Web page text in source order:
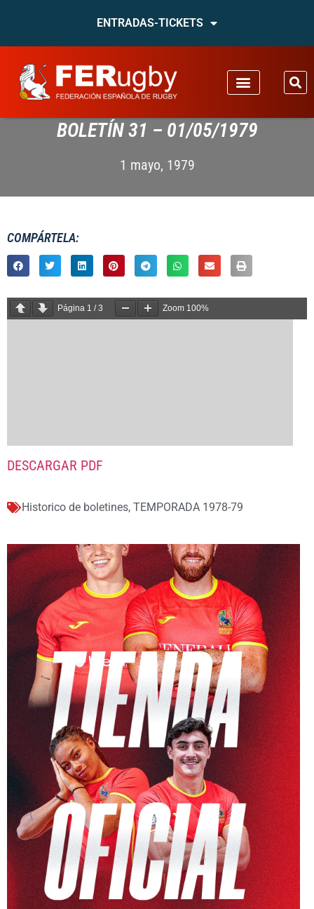
ENTRADAS-TICKETS
BOLETÍN 31 – 01/05/1979
1 mayo, 1979
COMPÁRTELA:
Página 1 /3 Zoom 100%
DESCARGAR PDF
Historico de boletines, TEMPORADA 1978-79